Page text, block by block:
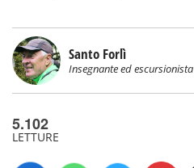
Santo Forlì
Insegnante ed escursionista
5.102
LETTURE